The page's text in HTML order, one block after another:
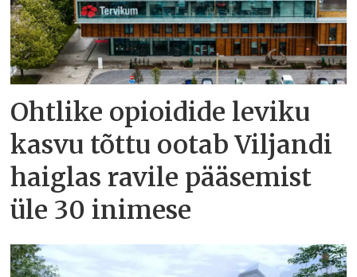
Ohtlike opioidide leviku
kasvu tõttu ootab Viljandi
haiglas ravile pääsemist
üle 30 inimese